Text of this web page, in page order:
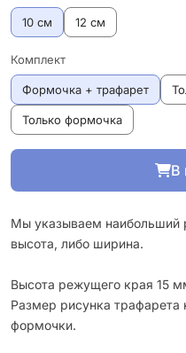
10 см 12 см
Комплект
Формочка + трафарет
Только формочка
В
Мы указываем наибольший
высота, либо ширина.
Высота режущего края 15
Размер рисунка
формочки.